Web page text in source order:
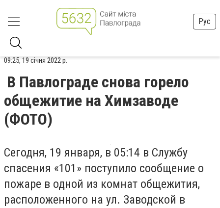
Рус
09:25, 19 січня 2022 р.
В Павлограде снова горело
общежитие на Химзаводе
(ФОТО)
Сегодня, 19 января, в 05:14 в Службу
спасения «101» поступило сообщение о
пожаре в одной из комнат общежития,
расположенного на ул. Заводской в ​​